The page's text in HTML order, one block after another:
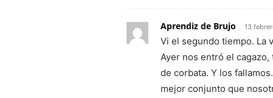
Aprendiz de Brujo 13
Vi el segundo tiempo. La
Ayer nos entró el
de corbata. Y los
mejor conjunto que